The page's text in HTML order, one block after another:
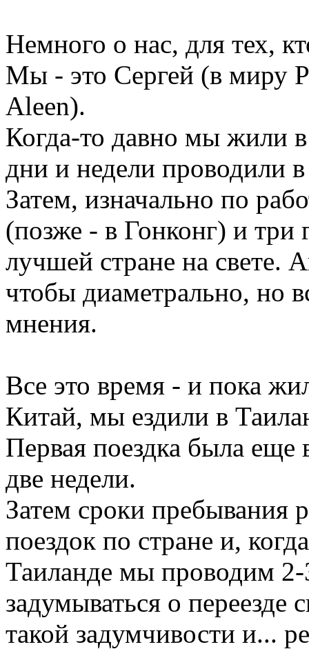
Немного о нас, для тех,
Мы - это Сергей (в миру
Aleen).
Когда-то давно мы жили
дни и недели проводили
Затем, изначально по
(позже - в Гонконг) и три
лучшей стране на свете.
чтобы диаметрально, но
мнения.
Все это время - и пока
Китай, мы ездили в
Первая поездка была еще
две недели.
Затем сроки пребывания
поездок по стране и,
Таиланде мы проводим 2-
задумываться о
такой задумчивости и...